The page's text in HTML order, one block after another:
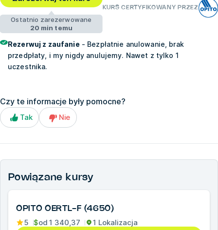
Ostatnio zarezerwowane
20 min temu
KURS CERTYFIKOWANY PRZEZ
Rezerwuj z zaufanie- Bezpłatnie anulowanie, brak
przedpłaty, i my nigdy anulujemy. Nawet z tylko 1
uczestnika.
Czy te informacje były pomocne?
Tak Nie
Powiązane kursy
OPITO OERTL-F (4650)
5 $od 1 340,37
1 Lokalizacja